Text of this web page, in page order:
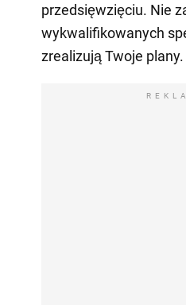
przedsięwzięciu. Nie
wykwalifikowanych
zrealizują Twoje plany.